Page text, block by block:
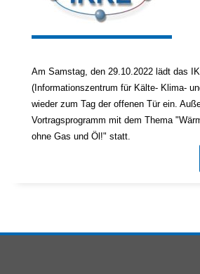
Am Samstag, den 29.10.2022 lädt das
(Informationszentrum für Kälte- Klima-
wieder zum Tag der offenen Tür ein.
Vortragsprogramm mit dem Thema
ohne Gas und Öl!" statt.